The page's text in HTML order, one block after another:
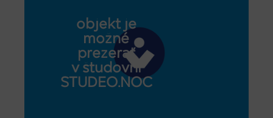
objekt je
možné
prezerať
v študovni
STUDEO.NOC